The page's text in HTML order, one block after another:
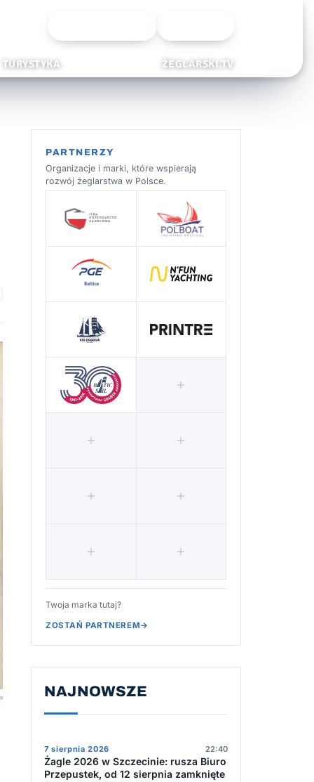
TURYSTYKA ŻEGLARSKI.TV
ulubionych
PARTNERZY
Organizacje i marki, które wspierają
rozwój żeglarstwa w Polsce.
Twoja marka tutaj?
ZOSTAŃ PARTNEREM→
NAJNOWSZE
7 sierpnia 2026 22:40
Żagle 2026 w Szczecinie: rusza Biuro
Przepustek, od 12 sierpnia zamknięte